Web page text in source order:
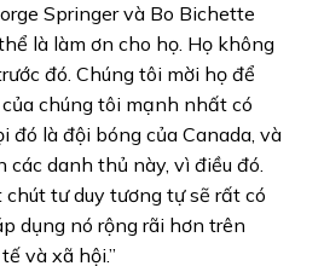
Springer và Bo Bichette
là làm ơn cho họ. Họ không
đó. Chúng tôi mời họ để
chúng tôi mạnh nhất có
đó là đội bóng của Canada, và
các danh thủ này, vì điều đó.
tư duy tương tự sẽ rất có
dụng nó rộng rãi hơn trên
và xã hội.”